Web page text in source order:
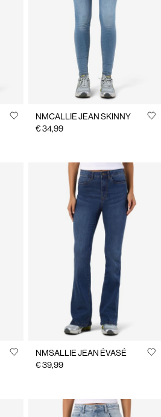
NMCALLIE JEAN SKINNY
€ 34,99
NMSALLIE JEAN ÉVASÉ
€ 39,99